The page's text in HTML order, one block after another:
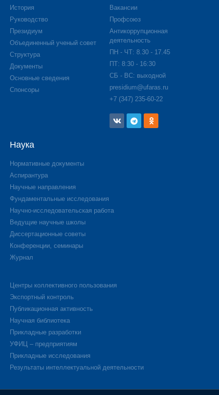
История
Руководство
Президиум
Объединенный ученый совет
Структура
Документы
Основные сведения
Спонсоры
Вакансии
Профсоюз
Антикоррупционная
деятельность
ПН - ЧТ: 8.30 - 17.45
ПТ: 8:30 - 16:30
СБ - ВС: выходной
presidium@ufaras.ru
+7 (347) 235-60-22
Наука
Нормативные документы
Аспирантура
Научные направления
Фундаментальные исследования
Научно-исследовательская работа
Ведущие научные школы
Диссертационные советы
Конференции, семинары
Журнал
Центры коллективного пользования
Экспортный контроль
Публикационная активность
Научная библиотека
Прикладные разработки
УФИЦ – предприятиям
Прикладные исследования
Результаты интеллектуальной деятельности